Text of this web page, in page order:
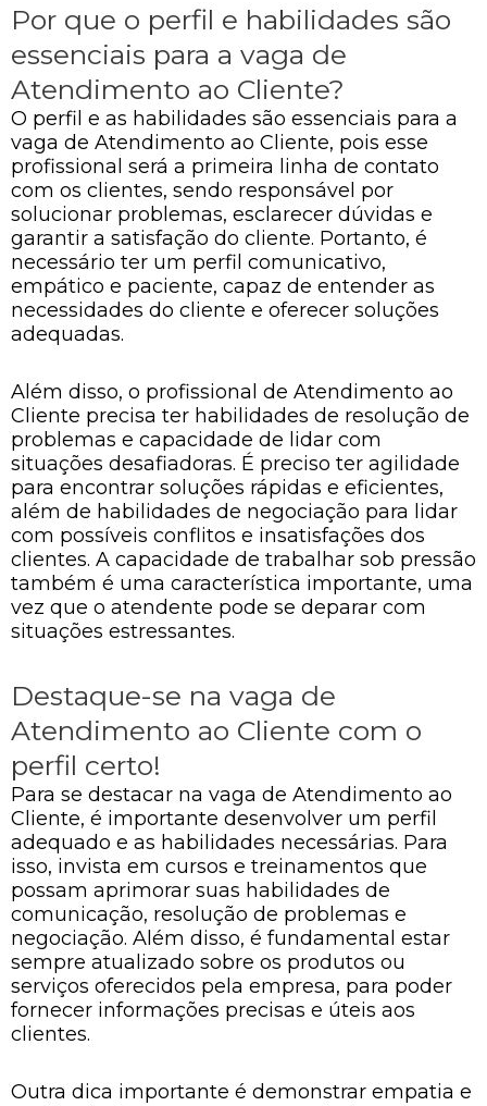
Por que o perfil e habilidades são
essenciais para a vaga de
Atendimento ao Cliente?
O perfil e as habilidades são essenciais para a
vaga de Atendimento ao Cliente, pois esse
profissional será a primeira linha de contato
com os clientes, sendo responsável por
solucionar problemas, esclarecer dúvidas e
garantir a satisfação do cliente. Portanto, é
necessário ter um perfil comunicativo,
empático e paciente, capaz de entender as
necessidades do cliente e oferecer soluções
adequadas.
Além disso, o profissional de Atendimento ao
Cliente precisa ter habilidades de resolução de
problemas e capacidade de lidar com
situações desafiadoras. É preciso ter agilidade
para encontrar soluções rápidas e eficientes,
além de habilidades de negociação para lidar
com possíveis conflitos e insatisfações dos
clientes. A capacidade de trabalhar sob pressão
também é uma característica importante, uma
vez que o atendente pode se deparar com
situações estressantes.
Destaque-se na vaga de
Atendimento ao Cliente com o
perfil certo!
Para se destacar na vaga de Atendimento ao
Cliente, é importante desenvolver um perfil
adequado e as habilidades necessárias. Para
isso, invista em cursos e treinamentos que
possam aprimorar suas habilidades de
comunicação, resolução de problemas e
negociação. Além disso, é fundamental estar
sempre atualizado sobre os produtos ou
serviços oferecidos pela empresa, para poder
fornecer informações precisas e úteis aos
clientes.
Outra dica importante é demonstrar empatia e